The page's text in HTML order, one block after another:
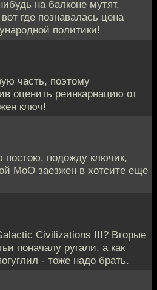
на балконе мутят.
где познавалась цена
политики!
часть, поэтому
оценить реинкарнацию от
ключ!
постою, подожду ключик,
МоО заезжен в хотсите еще
Civilizations III? Вторые
поначалу ругали, а как
- тоже надо брать.